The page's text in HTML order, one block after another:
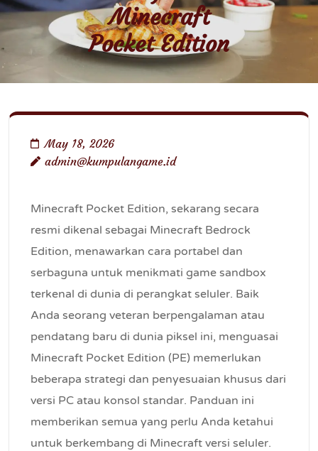
Minecraft
Pocket Edition
May 18, 2026
admin@kumpulangame.id
Minecraft Pocket Edition, sekarang secara
resmi dikenal sebagai Minecraft Bedrock
Edition, menawarkan cara portabel dan
serbaguna untuk menikmati game sandbox
terkenal di dunia di perangkat seluler. Baik
Anda seorang veteran berpengalaman atau
pendatang baru di dunia piksel ini, menguasai
Minecraft Pocket Edition (PE) memerlukan
beberapa strategi dan penyesuaian khusus dari
versi PC atau konsol standar. Panduan ini
memberikan semua yang perlu Anda ketahui
untuk berkembang di Minecraft versi seluler.